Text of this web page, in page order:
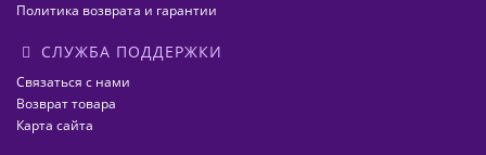
Политика возврата и гарантии
СЛУЖБА ПОДДЕРЖКИ
Связаться с нами
Возврат товара
Карта сайта